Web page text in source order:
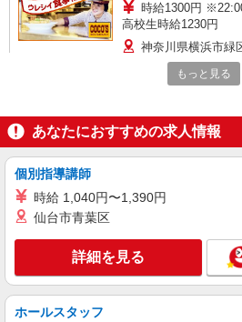
時給1300円
高校生時給1230円
神奈川県横浜市緑
アルバイト パート
ピザハット 鴨居店
未経験OK！ピザハ
時給1,230円以上
神奈川県横浜市緑
キープ
もっと見る
あなたにおすすめの求人情報
個別指導講師
時給 1,040円〜1,390円
仙台市青葉区
詳細を見る
ホールスタッフ